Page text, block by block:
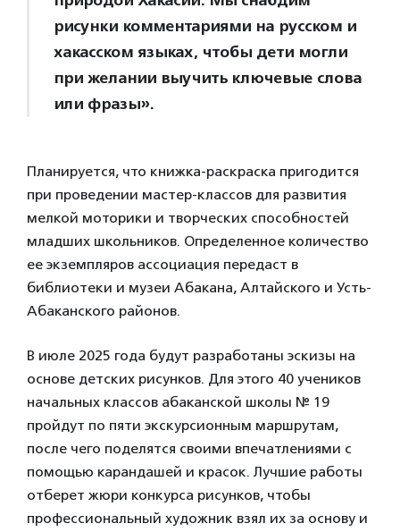
рисунки комментариями на русском и
хакасском языках, чтобы дети могли
при желании выучить ключевые слова
или фразы».
Планируется, что книжка-раскраска пригодится
при проведении мастер-классов для развития
мелкой моторики и творческих способностей
младших школьников. Определенное количество
ее экземпляров ассоциация передаст в
библиотеки и музеи Абакана, Алтайского и Усть-
Абаканского районов.
В июле 2025 года будут разработаны эскизы на
основе детских рисунков. Для этого 40 учеников
начальных классов абаканской школы № 19
пройдут по пяти экскурсионным маршрутам,
после чего поделятся своими впечатлениями с
помощью карандашей и красок. Лучшие работы
отберет жюри конкурса рисунков, чтобы
профессиональный художник взял их за основу и